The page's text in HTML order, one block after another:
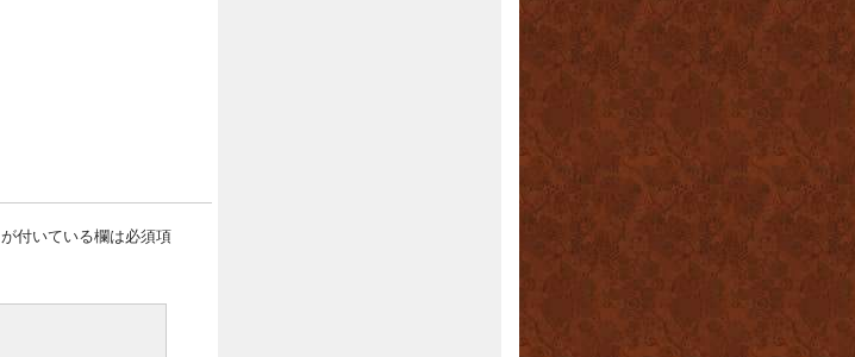
が付いている欄は必須項